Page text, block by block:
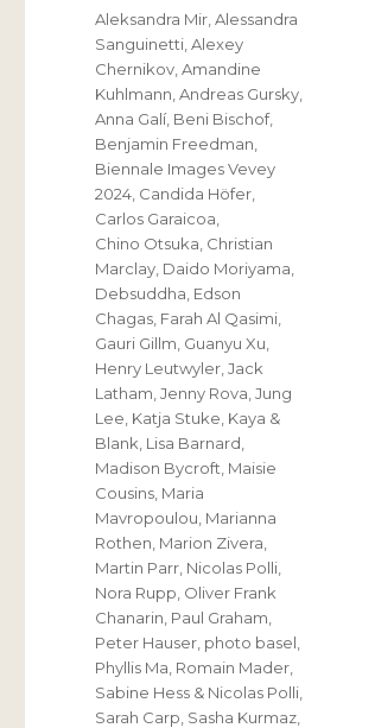
Schlagwörter
Aleksandra Mir ,Alessandra
Sanguinetti ,Alexey
Chernikov ,Amandine
Kuhlmann ,Andreas Gursky
Anna Galí, Beni Bischof,
Benjamin Freedman
Biennale Images Vevey
2024 Candida Höfer
Carlos Garaicoa
Chino Otsuka Christian
Marclay Daido Moriyama
Debsuddha Edson
Chagas Farah Al Qasimi
Gauri Gillm Guanyu Xu
Henry Leutwyler ,Jack
Latham ,Jenny Rova ,Jung
Lee Katja Stuke Kaya &
Blank Lisa Barnard
Madison Bycroft Maisie
Cousins Maria
Mavropoulou Marianna
Rothen Marion Zivera
Martin Parr Nicolas Polli
Nora Rupp Oliver Frank
Chanarin Paul Graham
Peter Hauser photo basel
Phyllis Ma Romain Mader
Sabine Hess & Nicolas Polli
Sarah Carp Sasha Kurmaz